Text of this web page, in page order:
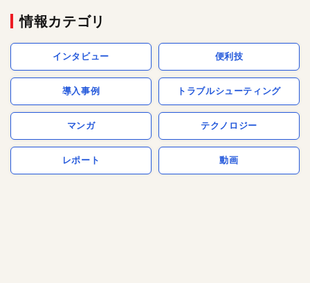
情報カテゴリ
インタビュー 便利技
導入事例 トラブルシューティング
マンガ テクノロジー
レポート 動画